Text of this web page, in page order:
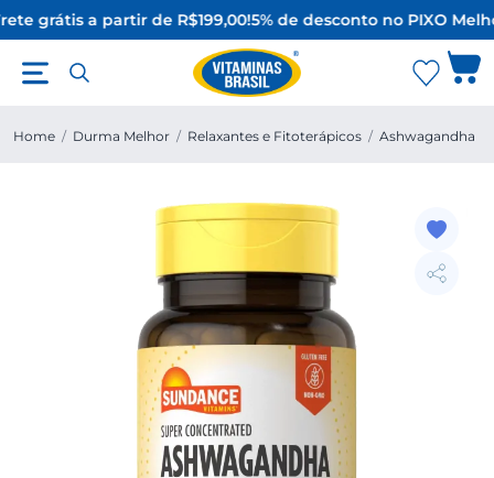
grátis a partir de R$199,00!5% de desconto no PIXO
Home / Durma Melhor / Relaxantes e Fitoterápicos / Ashwagandha